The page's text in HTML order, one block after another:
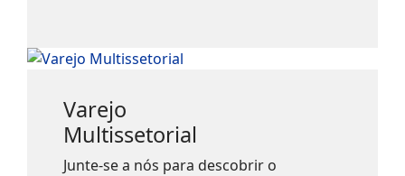
Varejo
Multissetorial
Junte-se a nós para descobrir o